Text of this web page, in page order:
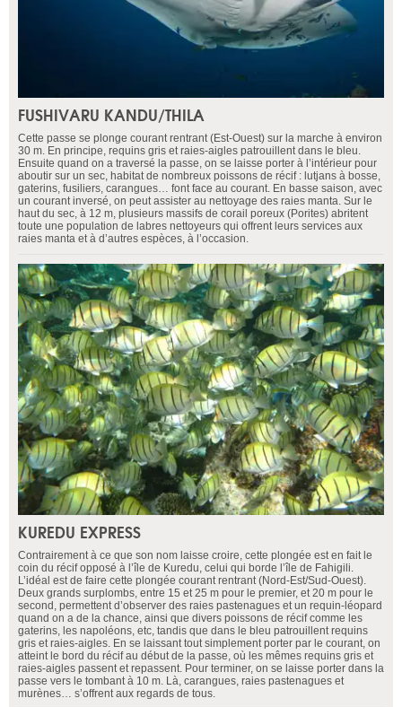
FUSHIVARU KANDU/THILA
Cette passe se plonge courant rentrant (Est-Ouest) sur la marche à environ
30 m. En principe, requins gris et raies-aigles patrouillent dans le bleu.
Ensuite quand on a traversé la passe, on se laisse porter à l’intérieur pour
aboutir sur un sec, habitat de nombreux poissons de récif : lutjans à bosse,
gaterins, fusiliers, carangues… font face au courant. En basse saison, avec
un courant inversé, on peut assister au nettoyage des raies manta. Sur le
haut du sec, à 12 m, plusieurs massifs de corail poreux (Porites) abritent
toute une population de labres nettoyeurs qui offrent leurs services aux
raies manta et à d’autres espèces, à l’occasion.
KUREDU EXPRESS
Contrairement à ce que son nom laisse croire, cette plongée est en fait le
coin du récif opposé à l’île de Kuredu, celui qui borde l’île de Fahigili.
L’idéal est de faire cette plongée courant rentrant (Nord-Est/Sud-Ouest).
Deux grands surplombs, entre 15 et 25 m pour le premier, et 20 m pour le
second, permettent d’observer des raies pastenagues et un requin-léopard
quand on a de la chance, ainsi que divers poissons de récif comme les
gaterins, les napoléons, etc, tandis que dans le bleu patrouillent requins
gris et raies-aigles. En se laissant tout simplement porter par le courant, on
atteint le bord du récif au début de la passe, où les mêmes requins gris et
raies-aigles passent et repassent. Pour terminer, on se laisse porter dans la
passe vers le tombant à 10 m. Là, carangues, raies pastenagues et
murènes… s’offrent aux regards de tous.